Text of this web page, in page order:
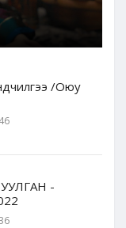
/Оюу
-